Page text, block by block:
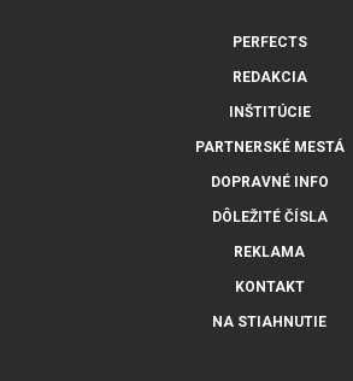
PERFECTS
REDAKCIA
INŠTITÚCIE
PARTNERSKÉ MESTÁ
DOPRAVNÉ INFO
DÔLEŽITÉ ČÍSLA
REKLAMA
KONTAKT
NA STIAHNUTIE